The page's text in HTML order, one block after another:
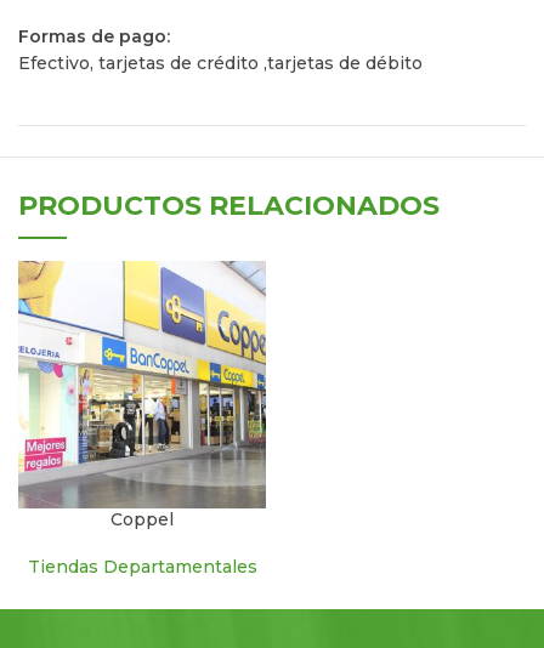
Formas de pago:
Efectivo, tarjetas de crédito ,tarjetas de débito
PRODUCTOS RELACIONADOS
Coppel
Tiendas Departamentales